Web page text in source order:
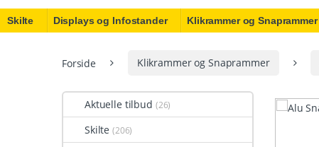
Skilte Displays og Infostander Klikrammer og Snaprammer
Forside Klikrammer og Snaprammer
Aktuelle tilbud (26)
Skilte (206)